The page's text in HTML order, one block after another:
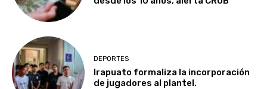
DEPORTES
Irapuato formaliza la incorporación
de jugadores al plantel.